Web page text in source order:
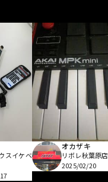
スイケベ
オカザキ
リボレ秋葉原店
2025/02/20